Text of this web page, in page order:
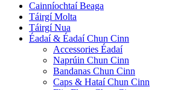
Cainníochtaí Beaga
Táirgí Molta
Táirgí Nua
Éadaí & Éadaí Chun Cinn
Accessories Éadaí
Naprúin Chun Cinn
Bandanas Chun Cinn
Caps & Hataí Chun Cinn